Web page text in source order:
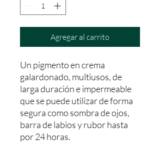
Agregar al carrito
Un pigmento en crema
galardonado, multiusos, de
larga duración e impermeable
que se puede utilizar de forma
segura como sombra de ojos,
barra de labios y rubor hasta
por 24 horas.